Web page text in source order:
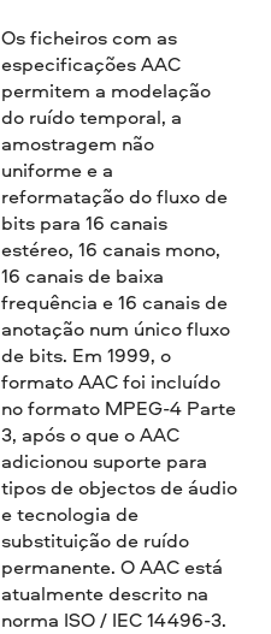
Os ficheiros com as
especificações AAC
permitem a modelação
do ruído temporal, a
amostragem não
uniforme e a
reformatação do fluxo de
bits para 16 canais
estéreo, 16 canais mono,
16 canais de baixa
frequência e 16 canais de
anotação num único fluxo
de bits. Em 1999, o
formato AAC foi incluído
no formato MPEG-4 Parte
3, após o que o AAC
adicionou suporte para
tipos de objectos de áudio
e tecnologia de
substituição de ruído
permanente. O AAC está
atualmente descrito na
norma ISO / IEC 14496-3.